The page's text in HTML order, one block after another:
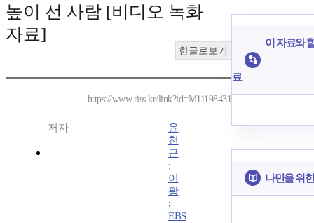
높이 선 사람 [비디오 녹화
자료]
한글로보기
https://www.riss.kr/link?id=M11198431
저자
윤
천
근
;
이
황
;
EBS
이 자료와
료
나만을 위